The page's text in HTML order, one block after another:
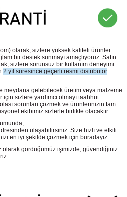
olarak, sizlere yüksek kaliteli ürünler
bir destek sunmayı amaçlıyoruz. Satın
sizlere sorunsuz bir kullanım deneyimi
2 yıl süresince geçerli resmi distribütör
meydana gelebilecek üretim veya malzeme
sizlere yardımcı olmayı taahhüt
sorunları çözmek ve ürünlerinizin tam
ekibimiz sizlerle birlikte olacaktır.
ulaşabilirsiniz. Size hızlı ve etkili
en iyi şekilde çözmek için buradayız.
olarak gördüğümüz işimizde, güvendiğiniz